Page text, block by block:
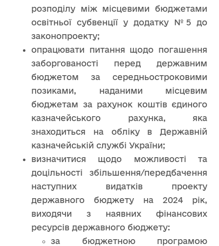
розподілу між місцевими бюджетами
освітньої субвенції у додатку №5 до
законопроекту;
опрацювати питання щодо погашення
заборгованості перед державним
бюджетом за середньостроковими
позиками, наданими місцевим
бюджетам за рахунок коштів єдиного
казначейського рахунка, яка
знаходиться на обліку в Державній
казначейській службі України;
визначитися щодо можливості та
доцільності збільшення/передбачення
наступних видатків проекту
державного бюджету на 2024 рік,
виходячи з наявних фінансових
ресурсів державного бюджету:
за бюджетною програмою